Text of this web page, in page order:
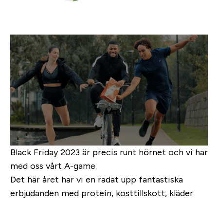
Black Friday 2023 är precis runt hörnet och vi har
med oss vårt A-game.
Det här året har vi en radat upp fantastiska
erbjudanden med protein, kosttillskott, kläder